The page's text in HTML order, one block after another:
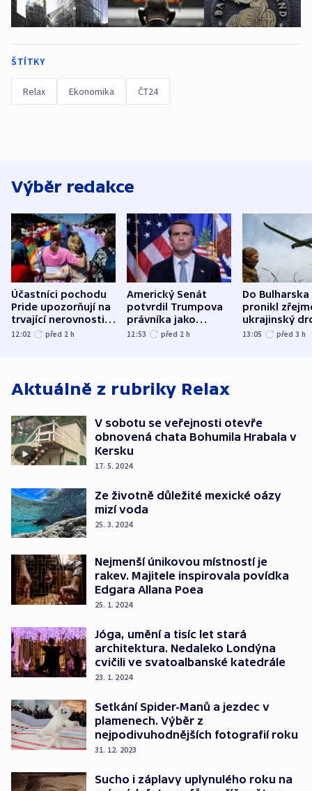
ŠTÍTKY
Relax Ekonomika ČT24
Výběr redakce
Účastníci pochodu
Pride upozorňují na
trvající nerovnosti i
společenskou
12:02 před 2 h
Americký Senát
potvrdil Trumpova
právníka jako
ministra
12:53 před 2 h
Do Bulharska
pronikl
ukrajinský
explodoval
13:05 před 3 h
Aktuálně z rubriky Relax
V sobotu se veřejnosti otevře
obnovená chata Bohumila Hrabala v
Kersku
17. 5. 2024
Ze životně důležité mexické oázy
mizí voda
25. 3. 2024
Nejmenší únikovou místností je
rakev. Majitele inspirovala povídka
Edgara Allana Poea
25. 1. 2024
Jóga, umění a tisíc let stará
architektura. Nedaleko Londýna
cvičili ve svatoalbanské katedrále
23. 1. 2024
Setkání Spider-Manů a jezdec v
plamenech. Výběr z
nejpodivuhodnějších fotografií roku
31. 12. 2023
Sucho i záplavy uplynulého roku na